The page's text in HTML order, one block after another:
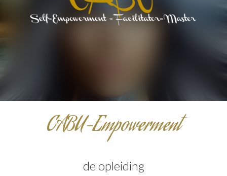
CABU-Empowerment
de opleiding